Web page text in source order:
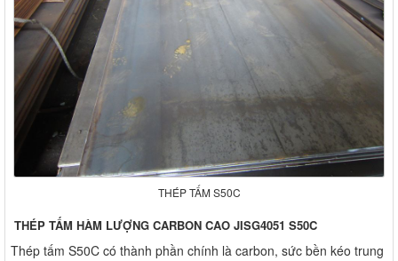
THÉP TẤM S50C
THÉP TẤM HÀM LƯỢNG CARBON CAO JISG4051 S50C
Thép tấm S50C có thành phần chính là carbon, sức bền kéo trung